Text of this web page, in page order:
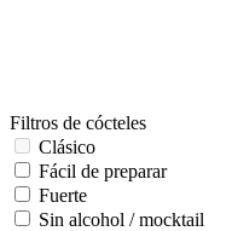
Filtros de cócteles
Clásico
Fácil de preparar
Fuerte
Sin alcohol / mocktail